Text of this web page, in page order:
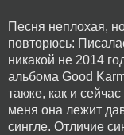
Песня неплохая,
повторюсь:
никакой не 2014
альбома Good
также, как и
меня она лежит
сингле. Отличие